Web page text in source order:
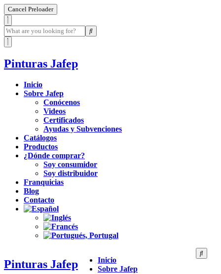
Cancel Preloader
Pinturas Jafep
Inicio
Sobre Jafep
Conócenos
Videos
Certificados
Ayudas y Subvenciones
Catálogos
Productos
¿Dónde comprar?
Soy consumidor
Soy distribuidor
Franquicias
Blog
Contacto
Pinturas Jafep
Inicio
Sobre Jafep